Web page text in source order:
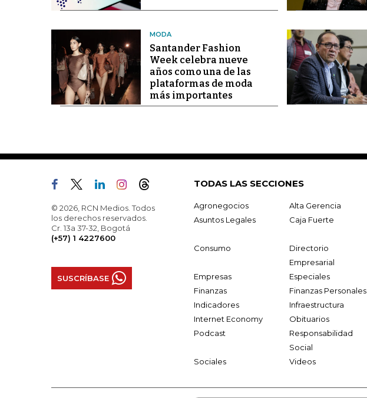
MODA
Santander Fashion
Week celebra nueve
años como una de las
plataformas de moda
más importantes
© 2026, RCN Medios. Todos
los derechos reservados.
Cr. 13a 37-32, Bogotá
(+57) 1 4227600
SUSCRÍBASE
TODAS LAS SECCIONES
Agronegocios Alta Gerencia
Asuntos Legales
Caja Fuerte
Consumo
Directorio
Empresarial
Empresas Especiales
Finanzas
Finanzas Personales
Indicadores
Infraestructura
Internet Economy
Obituarios
Podcast
Responsabilidad
Social
Sociales Videos